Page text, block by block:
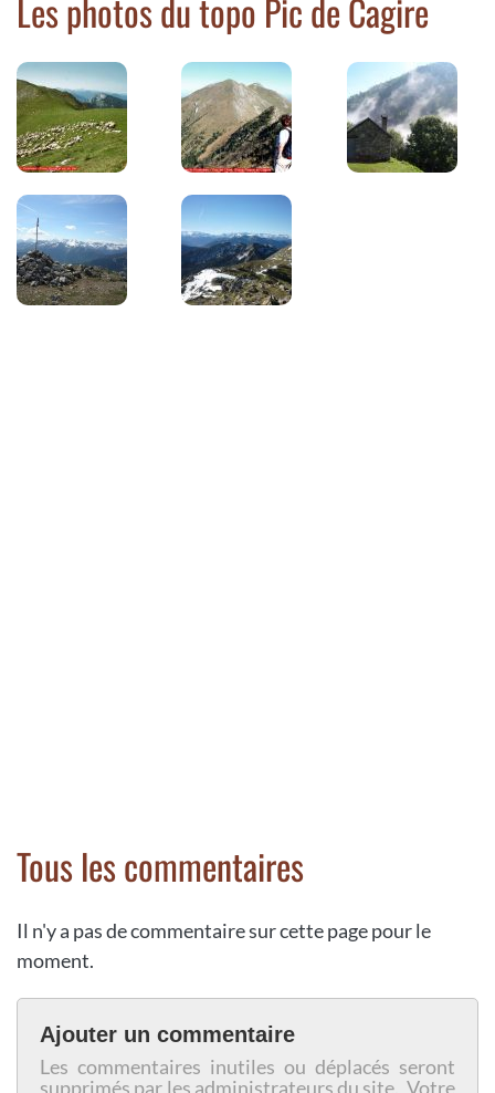
Les photos du topo Pic de Cagire
Tous les commentaires
Il n'y a pas de commentaire sur cette page pour le
moment.
Ajouter un commentaire
Les commentaires inutiles ou déplacés seront
supprimés par les administrateurs du site. Votre